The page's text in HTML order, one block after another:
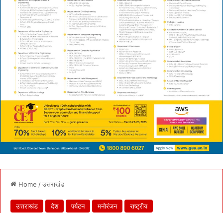
Home /उत्तराखंड
उत्तराखंड देश पर्यटन मनोरंजन राष्ट्रीय